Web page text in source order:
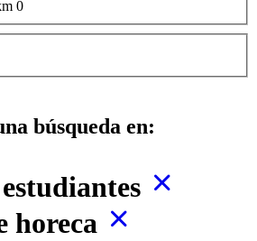
0
búsqueda en:
horeca